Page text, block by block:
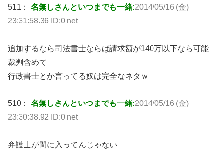
511： 名無しさんといつまでも一緒:2014/05/16 (金)
23:31:58.36 ID:0.net
追加するなら司法書士ならば請求額が140万以下なら可能
裁判含めて
行政書士とか言ってる奴は完全なネタｗ
510： 名無しさんといつまでも一緒:2014/05/16 (金)
23:30:38.92 ID:0.net
弁護士が間に入ってんじゃない